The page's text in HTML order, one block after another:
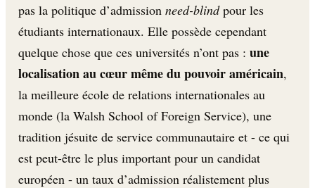
pas la politique d’admission need-blindpour les
étudiants internationaux. Elle possède cependant
quelque chose que ces universités n’ont pas : une
localisation au cœur même du pouvoir américain,
la meilleure école de relations internationales au
monde (la Walsh School of Foreign Service), une
tradition jésuite de service communautaire et - ce qui
est peut-être le plus important pour un candidat
européen - un taux d’admission réalistement plus